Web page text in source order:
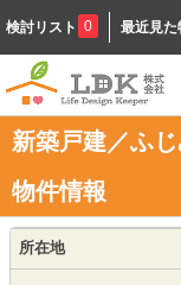
検討リスト 0 最近見た
新築戸建／ふ
物件情報
所在地